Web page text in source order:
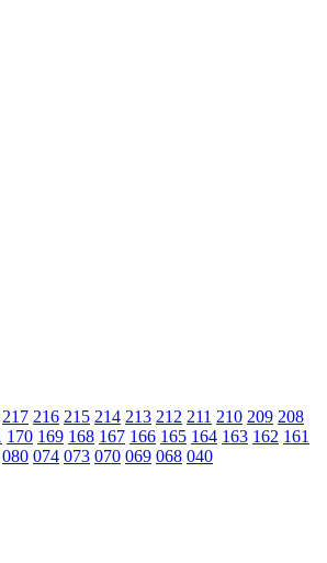
217 216 215 214 213 212 211 210 209 208
170 169 168 167 166 165 164 163 162 161
080 074 073 070 069 068 040